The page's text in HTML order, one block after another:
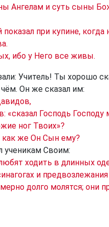
Ангелам и суть сыны
при купине, когда
ибо у Него все живы.
Учитель! Ты хорошо
Он же сказал им:
«сказал Господь
ног Твоих»?
как же Он Сын ему?
ученикам Своим:
ходить в длинных
и
долго молятся; они